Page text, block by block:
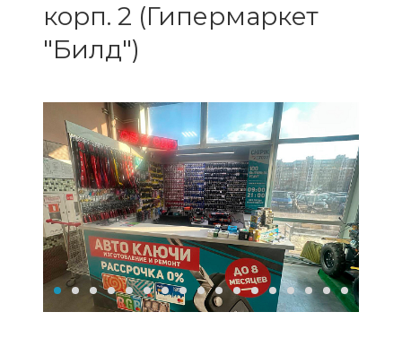
корп. 2 (Гипермаркет
"Билд")